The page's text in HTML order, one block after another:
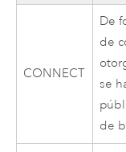
CONNECT
De
de
se
de